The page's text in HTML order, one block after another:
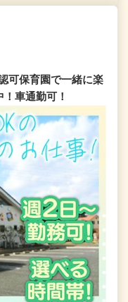
可保育園で一緒に楽
車通勤可！